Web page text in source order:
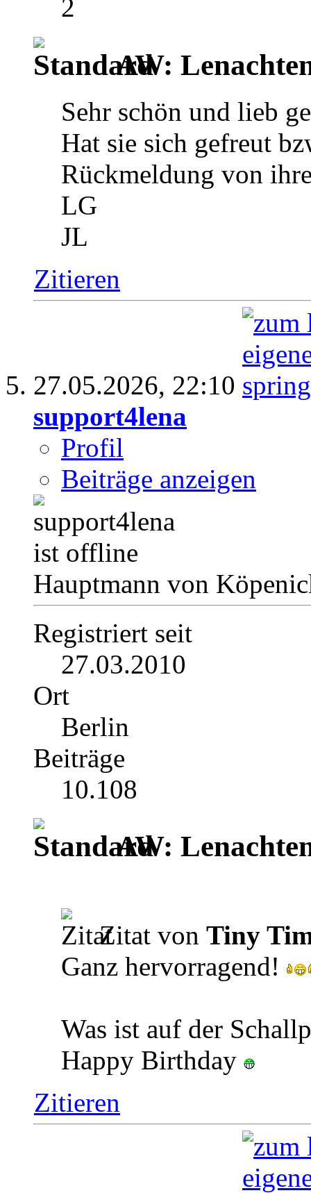
2
AW:
Sehr schön und lieb
Hat sie sich gefreut
Rückmeldung von
LG
JL
Zitieren
27.05.2026, 22:10
support4lena
Profil
Beiträge anzeigen
Hauptmann von
Registriert seit
27.03.2010
Ort
Berlin
Beiträge
10.108
AW:
Zitat von Tiny
Ganz hervorragend!
Was ist auf der
Happy Birthday
Zitieren